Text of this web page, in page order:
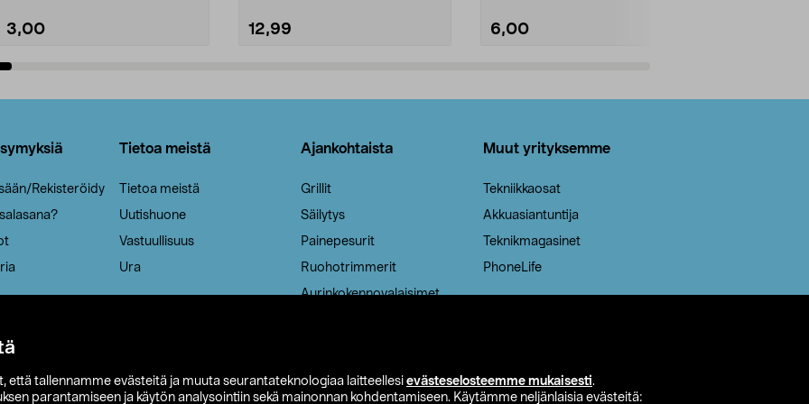
että tallennamme evästeitä ja muuta seurantateknologiaa laitteellesi evästeselosteemme mukaisesti.
parantamiseen ja käytön analysointiin sekä mainonnan kohdentamiseen. Käytämme neljänlaisia evästeitä:
3,00 12,99 6,00
Rekisteröidy
Tietoa meistä
Tietoa meistä
Uutishuone
Vastuullisuus
Ura
Ajankohtaista
Grillit
Säilytys
Painepesurit
Ruohotrimmerit
Aurinkokennovalaisimet
Muut yrityksemme
Tekniikkaosat
Akkuasiantuntija
Teknikmagasinet
PhoneLife